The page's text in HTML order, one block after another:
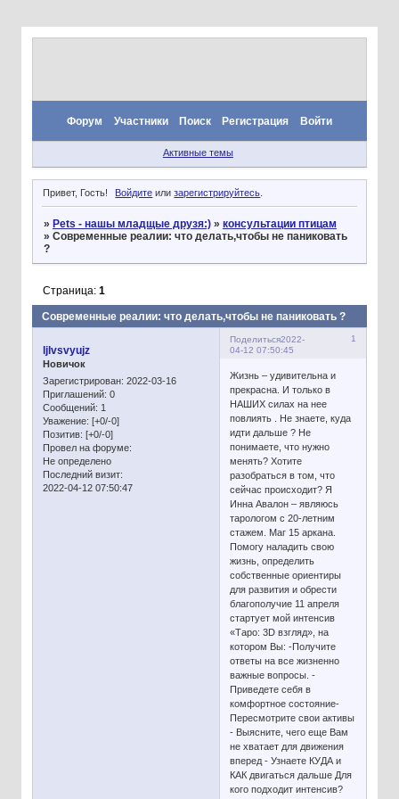
Форум Участники Поиск Регистрация Войти
Активные темы
Привет, Гость! Войдите илизарегистрируйтесь.
» Pets - нашы младщые друзя:) » консультации птицам
» Современные реалии: что делать,чтобы не паниковать
?
Современные реалии: что делать,чтобы не паниковать ?
Страница: 1
Поделиться 1
2022-
04-12 07:50:45
ljlvsvyujz
Новичок
Зарегистрирован: 2022-03-16
Приглашений: 0
Сообщений: 1
Уважение: [+0/-0]
Позитив: [+0/-0]
Провел на форуме:
Не определено
Последний визит:
2022-04-12 07:50:47
Жизнь – удивительна и
прекрасна. И только в
НАШИХ силах на нее
повлиять . Не знаете, куда
идти дальше ? Не
понимаете, что нужно
менять? Хотите
разобраться в том, что
сейчас происходит? Я
Инна Авалон – являюсь
тарологом с 20-летним
стажем. Маг 15 аркана.
Помогу наладить свою
жизнь, определить
собственные ориентиры
для развития и обрести
благополучие 11 апреля
стартует мой интенсив
«Таро: 3D взгляд», на
котором Вы: -Получите
ответы на все жизненно
важные вопросы. -
Приведете себя в
комфортное состояние-
Пересмотрите свои активы
- Выясните, чего еще Вам
не хватает для движения
вперед - Узнаете КУДА и
КАК двигаться дальше Для
кого подходит интенсив?